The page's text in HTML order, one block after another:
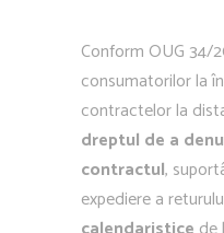
Conform OUG 34/
consumatorilor la
contractelor la
dreptul de a
contractul,
expediere a